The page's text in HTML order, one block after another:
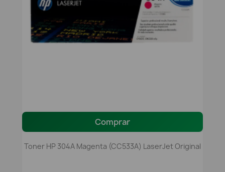
Comprar
Toner HP 304A Magenta (CC533A) LaserJet Original